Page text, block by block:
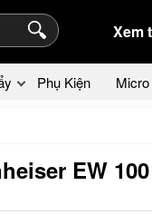
Xem
Phụ Kiện
EW